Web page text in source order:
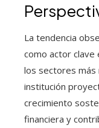
La tendencia
como actor clave
los sectores más
institución
crecimiento
financiera y